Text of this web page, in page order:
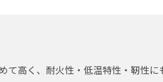
て高く、耐火性・低温特性・靭性